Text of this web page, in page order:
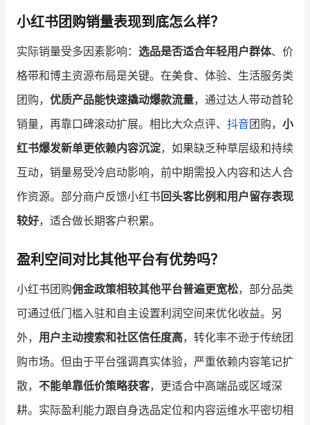
有赞云 数据通服务
小红书团购销量表现到底怎么样？
实际销量受多因素影响： 选品是否适合年轻用户群体、价
格带和博主资源布局是关键。在美食、体验、生活服务类
团购， 优质产品能快速撬动爆款流量，通过达人带动首轮
销量，再靠口碑滚动扩展。相比大众点评、 抖音团购， 小
红书爆发新单更依赖内容沉淀，如果缺乏种草层级和持续
互动，销量易受冷启动影响，前中期需投入内容和达人合
作资源。部分商户反馈小红书 回头客比例和用户留存表现
较好，适合做长期客户积累。
盈利空间对比其他平台有优势吗？
小红书团购佣金政策相较其他平台普遍更宽松，部分品类
可通过低门槛入驻和自主设置利润空间来优化收益。另
外， 用户主动搜索和社区信任度高，转化率不逊于传统团
购市场。但由于平台强调真实体验，严重依赖内容笔记扩
散， 不能单靠低价策略获客，更适合中高端品或区域深
耕。实际盈利能力跟自身选品定位和内容运维水平密切相